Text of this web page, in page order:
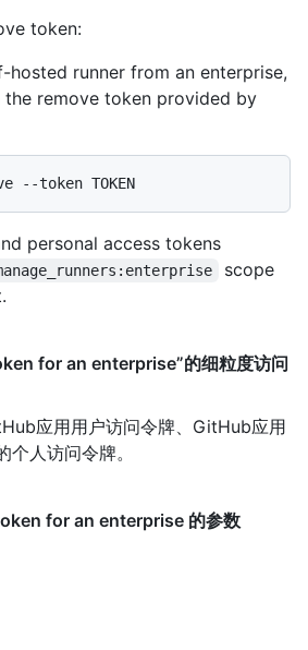
token:
hosted runner from an enterprise,
the remove token provided by
personal access tokens
scope
for an enterprise”的细粒度访问
应用用户访问令牌、GitHub应用
人访问令牌。
for an enterprise 的参数